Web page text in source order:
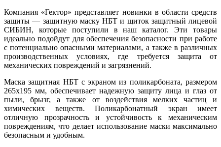
Компания «Гектор» представляет новинки в области средств
защиты — защитную маску НБТ и щиток защитный лицевой
СИБИН, которые поступили в наш каталог. Эти товары
идеально подойдут для обеспечения безопасности при работе
с потенциально опасными материалами, а также в различных
производственных условиях, где требуется защита от
механических повреждений и загрязнений.
Маска защитная НБТ с экраном из поликарбоната, размером
265х195 мм, обеспечивает надежную защиту лица и глаз от
пыли, брызг, а также от воздействия мелких частиц и
химических веществ. Поликарбонатный экран имеет
отличную прозрачность и устойчивость к механическим
повреждениям, что делает использование маски максимально
безопасным и удобным.